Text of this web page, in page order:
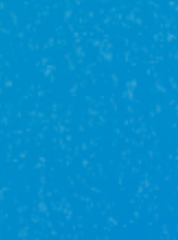
и при наличии двоих
на рынке стали
от 3,5% и
взносом, что в
платеж от 12 206 ₽/мес.
условия семейной
Можно привлечь
подходит под
свою
шанс купить